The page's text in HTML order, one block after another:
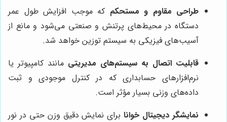
طراحی مقاوم و مستحکم که موجب افزایش طول عمر
دستگاه در محیط‌های پرتنش و صنعتی می‌شود و مانع از
آسیب‌های فیزیکی به سیستم توزین خواهد شد.
قابلیت اتصال به سیستم‌های مدیریتی مانند کامپیوتر یا
نرم‌افزارهای حسابداری که در کنترل موجودی و ثبت
داده‌های وزنی بسیار مؤثر است.
نمایشگر دیجیتال خوانابرای نمایش دقیق وزن حتی در نور